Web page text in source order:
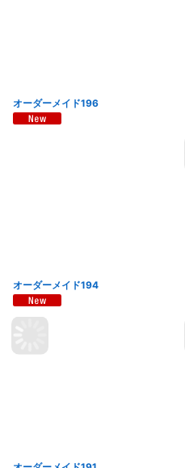
オーダーメイド196
オーダーメイド194